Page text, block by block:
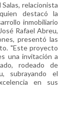
relacionista
destacó la
inmobiliario
Rafael Abreu,
presentó las
"Este proyecto
una invitación a
rodeado de
subrayando el
en sus